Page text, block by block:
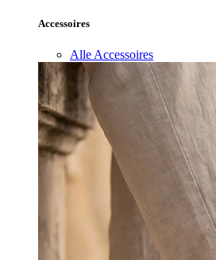
Accessoires
Alle Accessoires